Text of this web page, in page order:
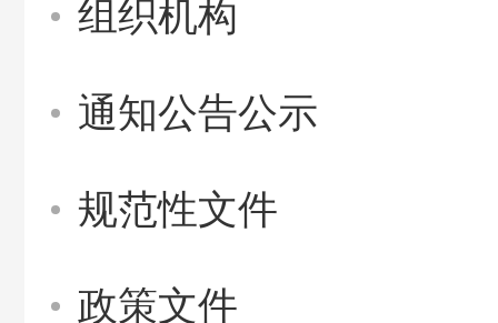
组织机构
通知公告公示
规范性文件
政策文件